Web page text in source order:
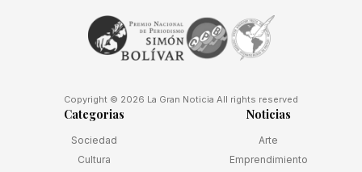
Copyright © 2026 La Gran Noticia All rights reserved
Categorias
Sociedad
Cultura
Noticias
Arte
Emprendimiento